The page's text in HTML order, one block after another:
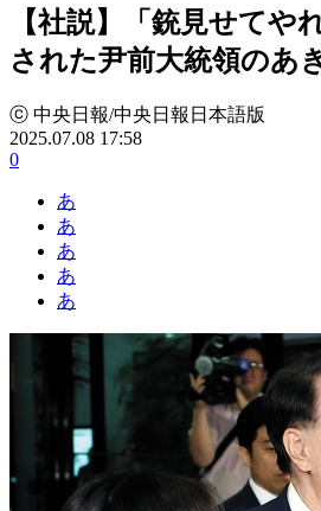
【社説】「銃見せてや
された尹前大統領のあ
ⓒ 中央日報/中央日報日本語版
2025.07.08 17:58
0
あ
あ
あ
あ
あ